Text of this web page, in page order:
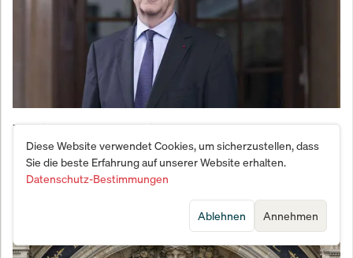
Frankreich-Notenbankchef warnt: 23 Prozent der
Firmen planen Preiserhöhungen
Diese Website verwendet Cookies, um sicherzustellen, dass
Sie die beste Erfahrung auf unserer Website erhalten.
Datenschutz-Bestimmungen
Annehmen
Ablehnen